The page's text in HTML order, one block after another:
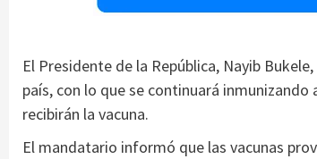
El Presidente de la República, Nayib
país, con lo que se continuará
recibirán la vacuna.
El mandatario informó que las vacunas